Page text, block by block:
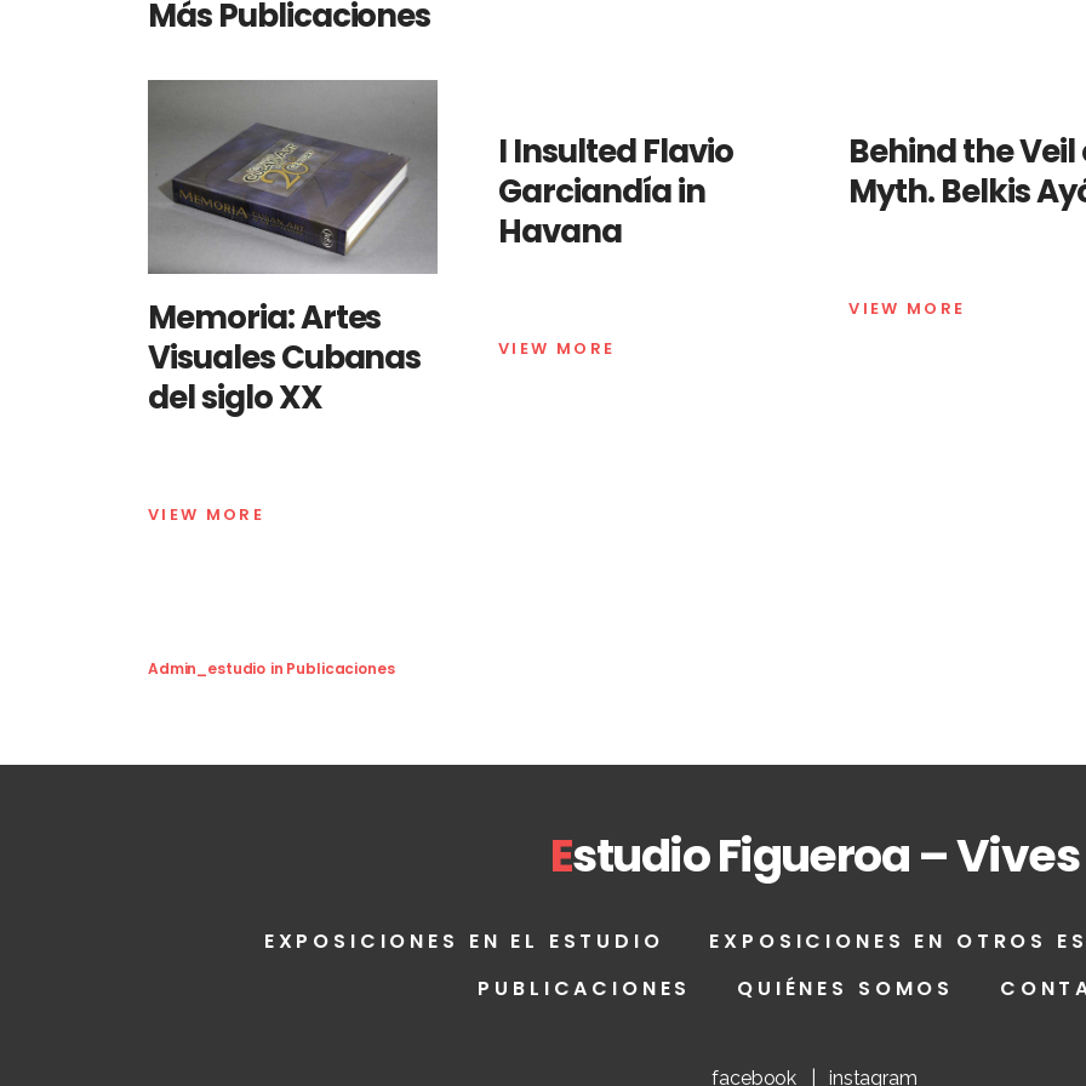
Más Publicaciones
Memoria: Artes
Visuales Cubanas
del siglo XX
VIEW MORE
I Insulted Flavio
Garciandía in
Havana
VIEW MORE
Behind the Veil
Myth. Belkis
VIEW MORE
Admin_estudio in Publicaciones
Estudio Figueroa – Vives
EXPOSICIONES EN EL ESTUDIO EXPOSICIONES EN OTROS
PUBLICACIONES
QUIÉNES SOMOS
facebook |instagram